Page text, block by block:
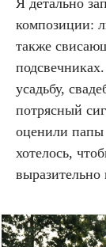
композиции:
также
усадьбу,
потрясный
оценили
хотелось,